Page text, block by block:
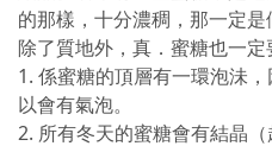
的那樣，十分濃稠，那一定是
除了質地外，真．蜜糖也一定
1. 係蜜糖的頂層有一環泡沬
以會有氣泡。
2. 所有冬天的蜜糖會有結晶